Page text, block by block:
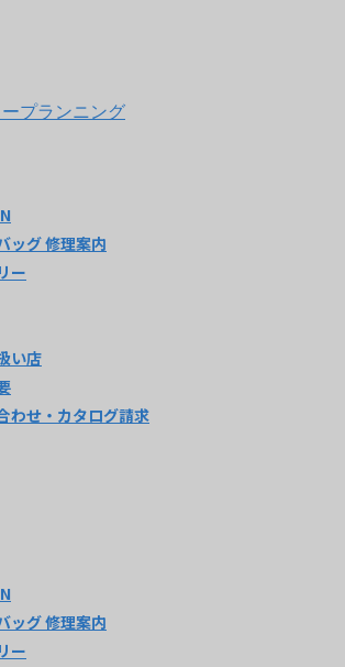
ッグ 修理案内
ー
い店
わせ・カタログ請求
ッグ 修理案内
ー